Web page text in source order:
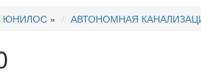
ЮНИЛОС » АВТОНОМНАЯ